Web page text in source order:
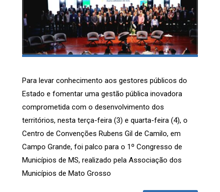
Para levar conhecimento aos gestores públicos do
Estado e fomentar uma gestão pública inovadora
comprometida com o desenvolvimento dos
territórios, nesta terça-feira (3) e quarta-feira (4), o
Centro de Convenções Rubens Gil de Camilo, em
Campo Grande, foi palco para o 1º Congresso de
Municípios de MS, realizado pela Associação dos
Municípios de Mato Grosso